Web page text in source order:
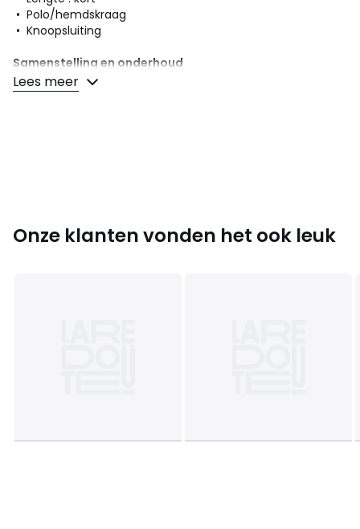
• Polo/hemdskraag
• Knoopsluiting
Samenstelling en onderhoud
• 100% katoen
• Onderhoud : zie etiket
Lees meer
Onze klanten vonden het ook leuk